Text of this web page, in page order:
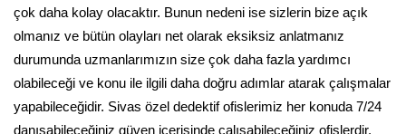
çok daha kolay olacaktır. Bunun nedeni ise sizlerin bize açık
olmanız ve bütün olayları net olarak eksiksiz anlatmanız
durumunda uzmanlarımızın size çok daha fazla yardımcı
olabileceği ve konu ile ilgili daha doğru adımlar atarak çalışmalar
yapabileceğidir. Sivas özel dedektif ofislerimiz her konuda 7/24
danışabileceğiniz güven içerisinde çalışabileceğiniz ofislerdir.